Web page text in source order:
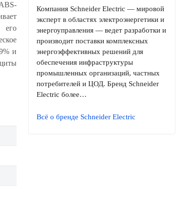
Компания Schneider Electric — мировой
эксперт в областях электроэнергетики и
энергоуправления — ведет разработки и
производит поставки комплексных
энергоэффективных решений для
обеспечения инфраструктуры
промышленных организаций, частных
потребителей и ЦОД. Бренд Schneider
Electric более…
Всё о бренде Schneider Electric